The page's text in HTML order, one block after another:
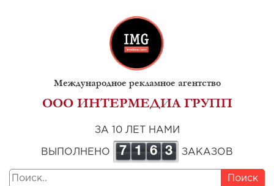
Международное рекламное агентство
ООО ИНТЕРМЕДИА ГРУПП
ЗА 10 ЛЕТ НАМИ
ВЫПОЛНЕНО 7 1 6 3 ЗАКАЗОВ
Поиск